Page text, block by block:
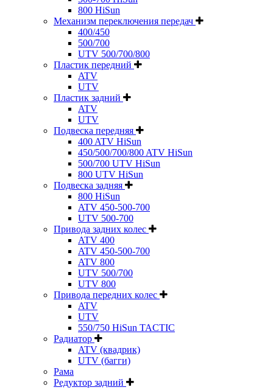
800 HiSun
Механизм переключения передач
400/450
500/700
UTV 500/700/800
Пластик передний
ATV
UTV
Пластик задний
ATV
UTV
Подвеска передняя
400 ATV HiSun
450/500/700/800 ATV HiSun
500/700 UTV HiSun
800 UTV HiSun
Подвеска задняя
800 HiSun
ATV 450-500-700
UTV 500-700
Привода задних колес
ATV 400
ATV 450-500-700
ATV 800
UTV 500/700
UTV 800
Привода передних колес
ATV
UTV
550/750 HiSun TACTIC
Радиатор
ATV (квадрик)
UTV (багги)
Рама
Редуктор задний